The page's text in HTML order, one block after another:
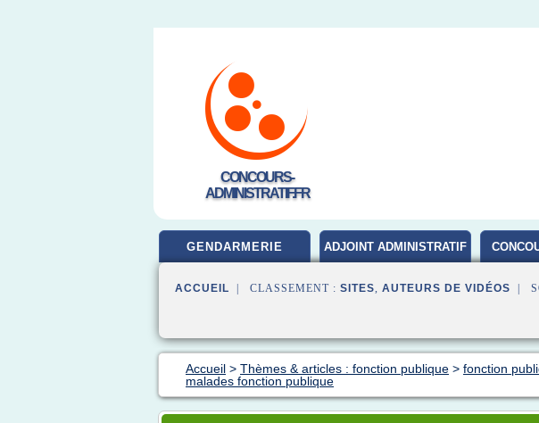
CONCOURS-
ADMINISTRATIF.FR
GENDARMERIE ADJOINT ADMINISTRATIF
ACCUEIL | CLASSEMENT : SITES, AUTEURS DE VIDÉOS |
Accueil > Thèmes & articles : fonction publique > fonction
malades fonction publique